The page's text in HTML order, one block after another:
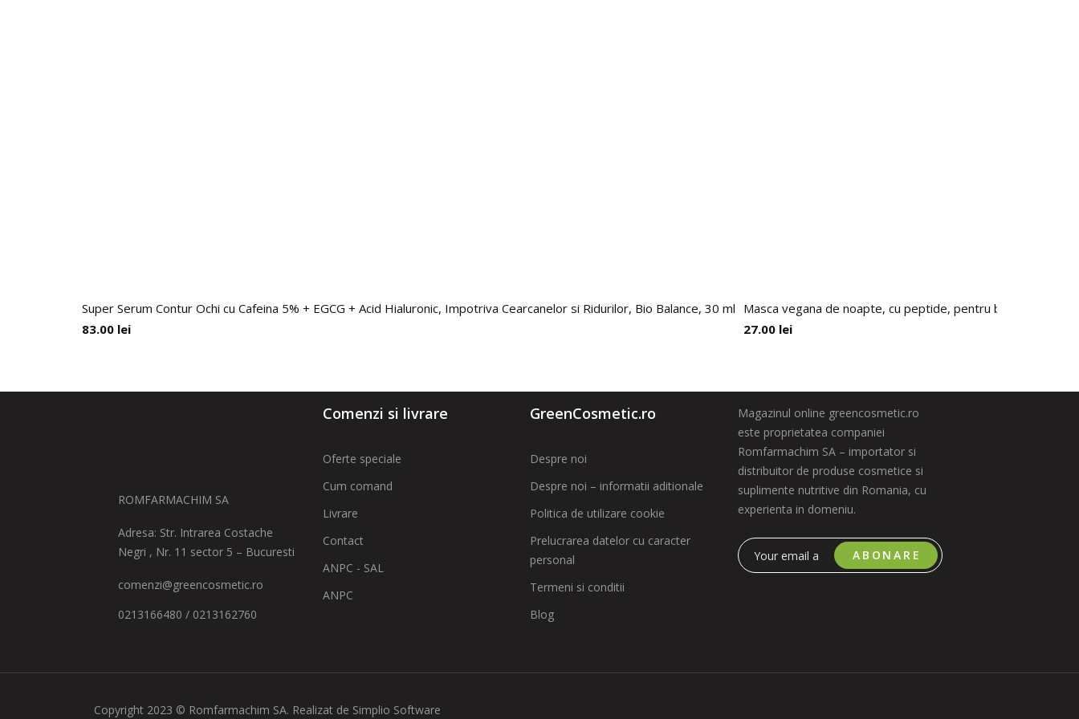
Super Serum Contur Ochi cu Cafeina 5% + EGCG + Acid Hialuronic, Impotriva Cearcanelor si Ridurilor, Bio Balance, 30 ml
83.00 lei
Masca vegana de noapte, cu peptide, pentru buze, ochi si
27.00 lei
ROMFARMACHIM SA
Adresa: Str. Intrarea Costache
Negri , Nr. 11 sector 5 – Bucuresti
comenzi@greencosmetic.ro
0213166480 / 0213162760
Comenzi si livrare
Oferte speciale
Cum comand
Livrare
Contact
ANPC - SAL
ANPC
GreenCosmetic.ro
Despre noi
Despre noi – informatii aditionale
Politica de utilizare cookie
Prelucrarea datelor cu caracter
personal
Termeni si conditii
Blog
Magazinul online greencosmetic.ro
este proprietatea companiei
Romfarmachim SA – importator si
distribuitor de produse cosmetice si
suplimente nutritive din Romania, cu
experienta in domeniu.
ABONARE
Copyright 2023 © Romfarmachim SA. Realizat de Simplio Software